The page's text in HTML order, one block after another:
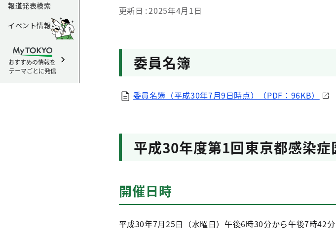
報道発表検索
イベント情報
おすすめの情報を
テーマごとに発信
更新日 2025年4月1日
委員名簿
委員名簿（平成30年7月9日時点）（PDF：96KB）
平成30年度第1回東京都感染
開催日時
平成30年7月25日（水曜日）午後6時30分から午後7時42